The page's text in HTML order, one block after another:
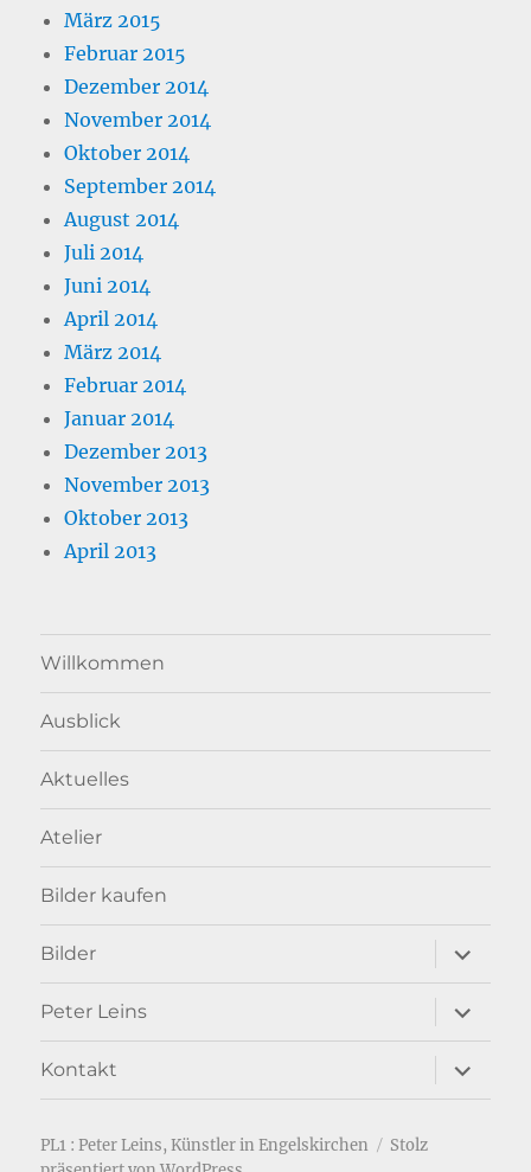
März 2015
Februar 2015
Dezember 2014
November 2014
Oktober 2014
September 2014
August 2014
Juli 2014
Juni 2014
April 2014
März 2014
Februar 2014
Januar 2014
Dezember 2013
November 2013
Oktober 2013
April 2013
Willkommen
Ausblick
Aktuelles
Atelier
Bilder kaufen
Bilder
anzeigen
Peter Leins
anzeigen
Kontakt
anzeigen
PL1 : Peter Leins, Künstler in Engelskirchen
Stolz